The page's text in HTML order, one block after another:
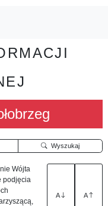
Wyszukaj
Wójta
podjęcia
A A